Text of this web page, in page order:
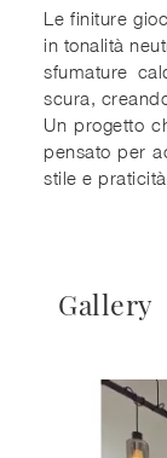
Le finiture
in tonalità
sfumature
scura,
Un progetto
pensato per
stile e
Gallery